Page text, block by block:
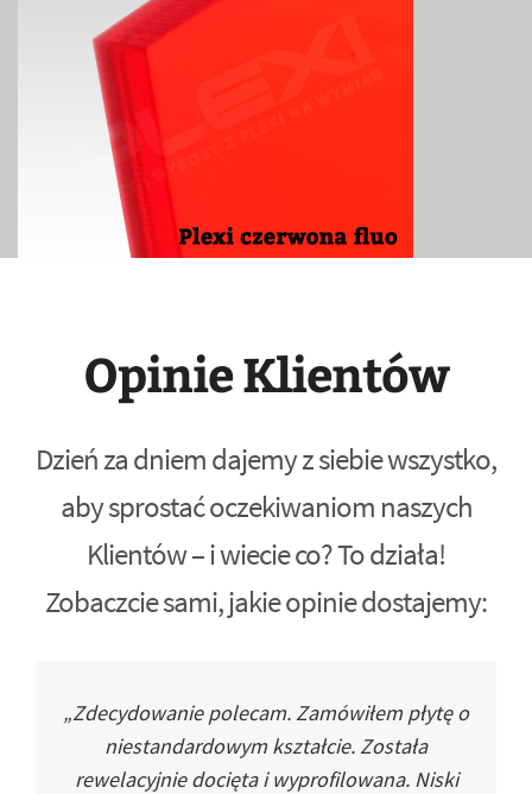
Opinie Klientów
Dzień za dniem dajemy z siebie wszystko,
aby sprostać oczekiwaniom naszych
Klientów – i wiecie co? To działa!
Zobaczcie sami, jakie opinie dostajemy:
„Zdecydowanie polecam. Zamówiłem płytę o
niestandardowym kształcie. Została
rewelacyjnie docięta i wyprofilowana. Niski